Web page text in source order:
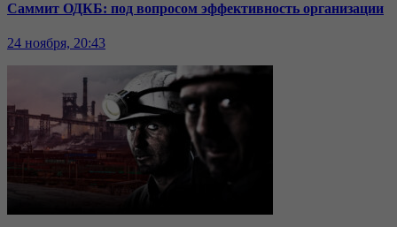
Саммит ОДКБ: под вопросом эффективность организации
24 ноября, 20:43